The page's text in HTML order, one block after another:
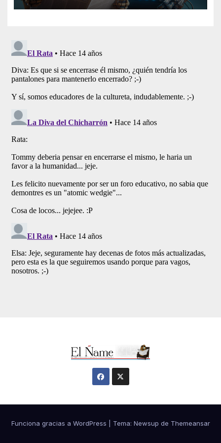
Funciona gracias a WordPress Tema: Newsup de Themeansar